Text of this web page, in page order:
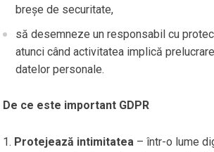
breșe de securitate,
să desemneze un responsabil cu
atunci când activitatea implică
datelor personale.
De ce este important GDPR
Protejează intimitatea – într-o lume